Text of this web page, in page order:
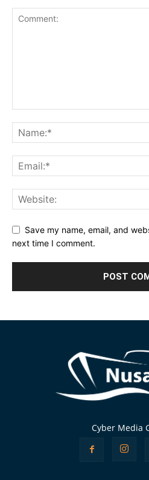
Save my name, email, and
next time I comment.
Cyber Media